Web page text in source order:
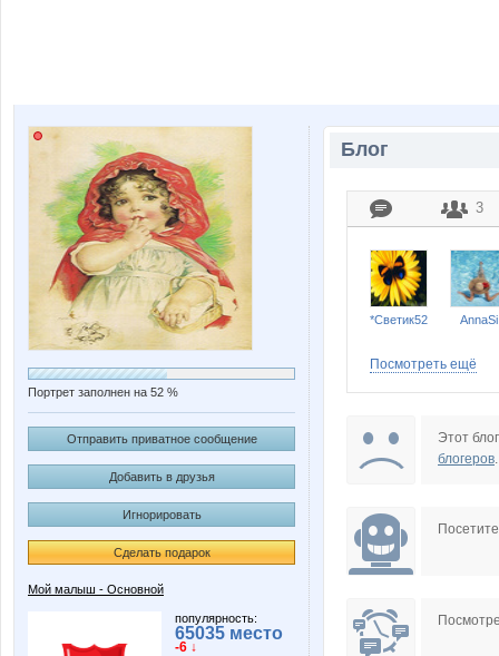
Портрет заполнен на 52 %
Отправить приватное сообщение
Добавить в друзья
Игнорировать
Сделать подарок
Мой малыш - Основной
популярность:
65035 место
-6 ↓
Блог
3
*Светик52 AnnaSi
Викузя
Посмотреть ещё
Этот
блогеров.